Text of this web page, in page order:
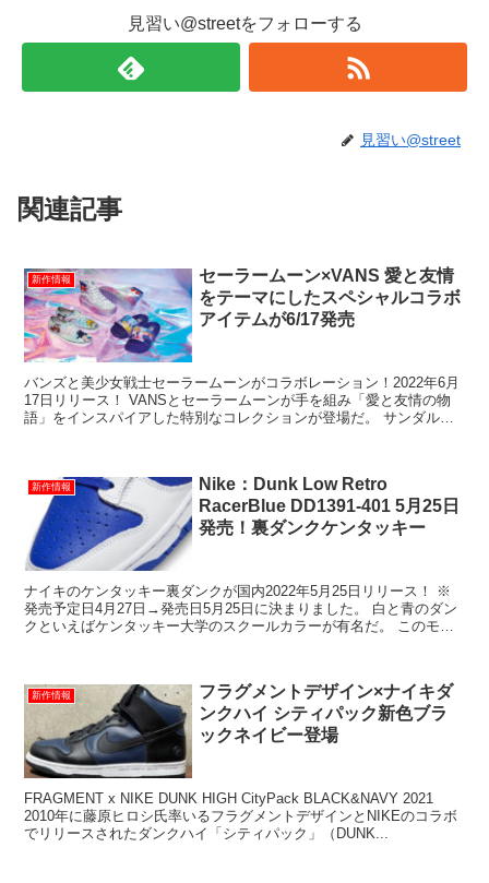
見習い@streetをフォローする
見習い@street
関連記事
新作情報
セーラームーン×VANS 愛と友情
をテーマにしたスペシャルコラボ
アイテムが6/17発売
バンズと美少女戦士セーラームーンがコラボレーション！2022年6月
17日リリース！ VANSとセーラームーンが手を組み「愛と友情の物
語」をインスパイアした特別なコレクションが登場だ。 サンダル、
新作情報
Nike：Dunk Low Retro
RacerBlue DD1391-401 5月25日
発売！裏ダンクケンタッキー
ナイキのケンタッキー裏ダンクが国内2022年5月25日リリース！ ※
発売予定日4月27日→発売日5月25日に決まりました。 白と青のダン
クといえばケンタッキー大学のスクールカラーが有名だ。 このモデ
新作情報
フラグメントデザイン×ナイキダ
ンクハイ シティパック新色ブラ
ックネイビー登場
FRAGMENT x NIKE DUNK HIGH CityPack BLACK&NAVY 2021
2010年に藤原ヒロシ氏率いるフラグメントデザインとNIKEのコラボ
でリリースされたダンクハイ「シティパック」（DUNK...